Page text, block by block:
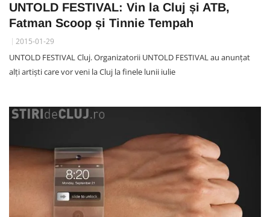
UNTOLD FESTIVAL: Vin la Cluj și ATB,
Fatman Scoop și Tinnie Tempah
2015-01-29
UNTOLD FESTIVAL Cluj. Organizatorii UNTOLD FESTIVAL au anunțat
alți artiști care vor veni la Cluj la finele lunii iulie